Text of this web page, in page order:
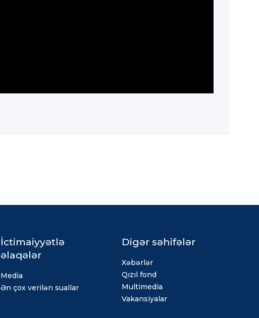
İctimaiyyətlə
əlaqələr
Media
Ən çox verilən suallar
Digər səhifələr
Xəbərlər
Qızıl fond
Multimedia
Vakansiyalar